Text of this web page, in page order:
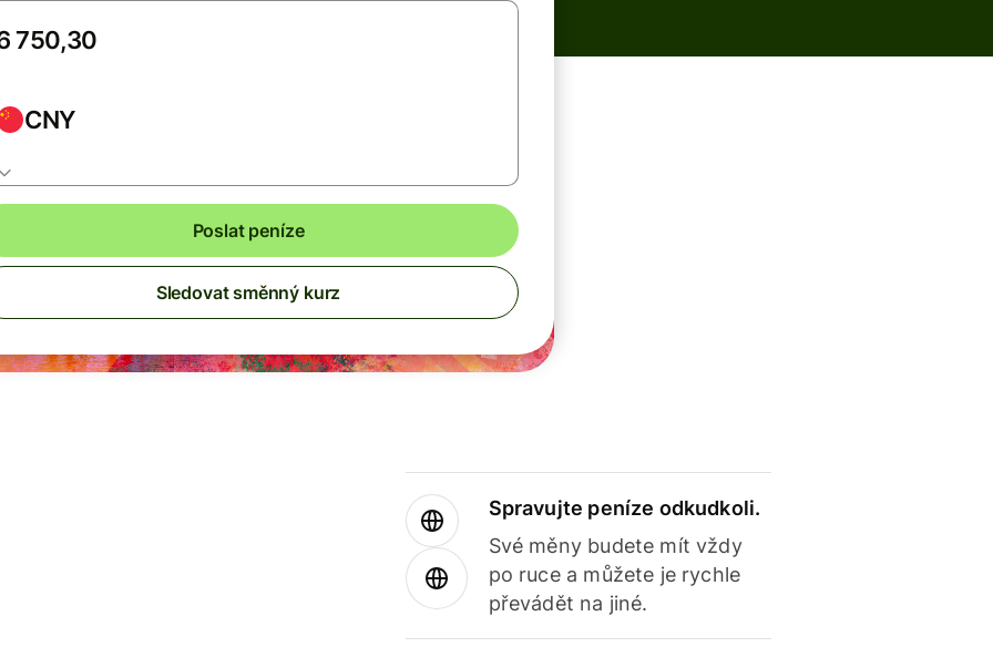
CNY
Poslat peníze
Sledovat směnný kurz
Spravujte peníze odkudkoli.
Své měny budete mít vždy
po ruce a můžete je rychle
převádět na jiné.